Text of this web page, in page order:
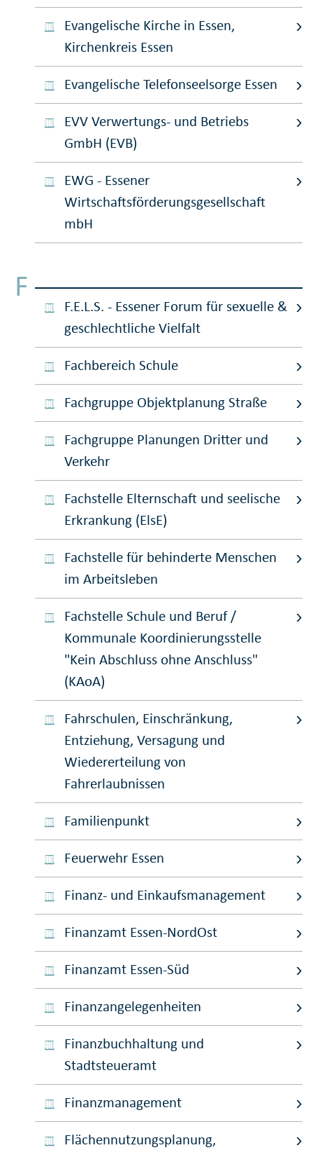
Evangelische Kirche in Essen,
Kirchenkreis Essen
Evangelische Telefonseelsorge Essen
EVV Verwertungs- und Betriebs
GmbH (EVB)
EWG - Essener
Wirtschaftsförderungsgesellschaft
mbH
F
F.E.L.S. - Essener Forum für sexuelle &
geschlechtliche Vielfalt
Fachbereich Schule
Fachgruppe Objektplanung Straße
Fachgruppe Planungen Dritter und
Verkehr
Fachstelle Elternschaft und seelische
Erkrankung (ElsE)
Fachstelle für behinderte Menschen
im Arbeitsleben
Fachstelle Schule und Beruf /
Kommunale Koordinierungsstelle
"Kein Abschluss ohne Anschluss"
(KAoA)
Fahrschulen, Einschränkung,
Entziehung, Versagung und
Wiedererteilung von
Fahrerlaubnissen
Familienpunkt
Feuerwehr Essen
Finanz- und Einkaufsmanagement
Finanzamt Essen-NordOst
Finanzamt Essen-Süd
Finanzangelegenheiten
Finanzbuchhaltung und
Stadtsteueramt
Finanzmanagement
Flächennutzungsplanung,